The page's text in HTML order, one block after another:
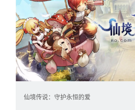
仙境传说：守护永恒的爱